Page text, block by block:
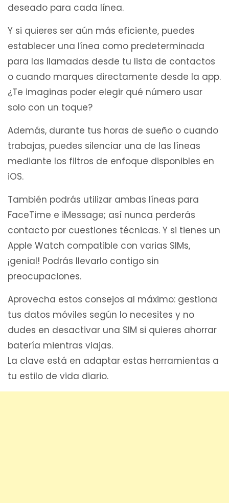
deseado para cada línea.
Y si quieres ser aún más eficiente, puedes
establecer una línea como predeterminada
para las llamadas desde tu lista de contactos
o cuando marques directamente desde la app.
¿Te imaginas poder elegir qué número usar
solo con un toque?
Además, durante tus horas de sueño o cuando
trabajas, puedes silenciar una de las líneas
mediante los filtros de enfoque disponibles en
iOS.
También podrás utilizar ambas líneas para
FaceTime e iMessage; así nunca perderás
contacto por cuestiones técnicas. Y si tienes un
Apple Watch compatible con varias SIMs,
¡genial! Podrás llevarlo contigo sin
preocupaciones.
Aprovecha estos consejos al máximo: gestiona
tus datos móviles según lo necesites y no
dudes en desactivar una SIM si quieres ahorrar
batería mientras viajas.
La clave está en adaptar estas herramientas a
tu estilo de vida diario.